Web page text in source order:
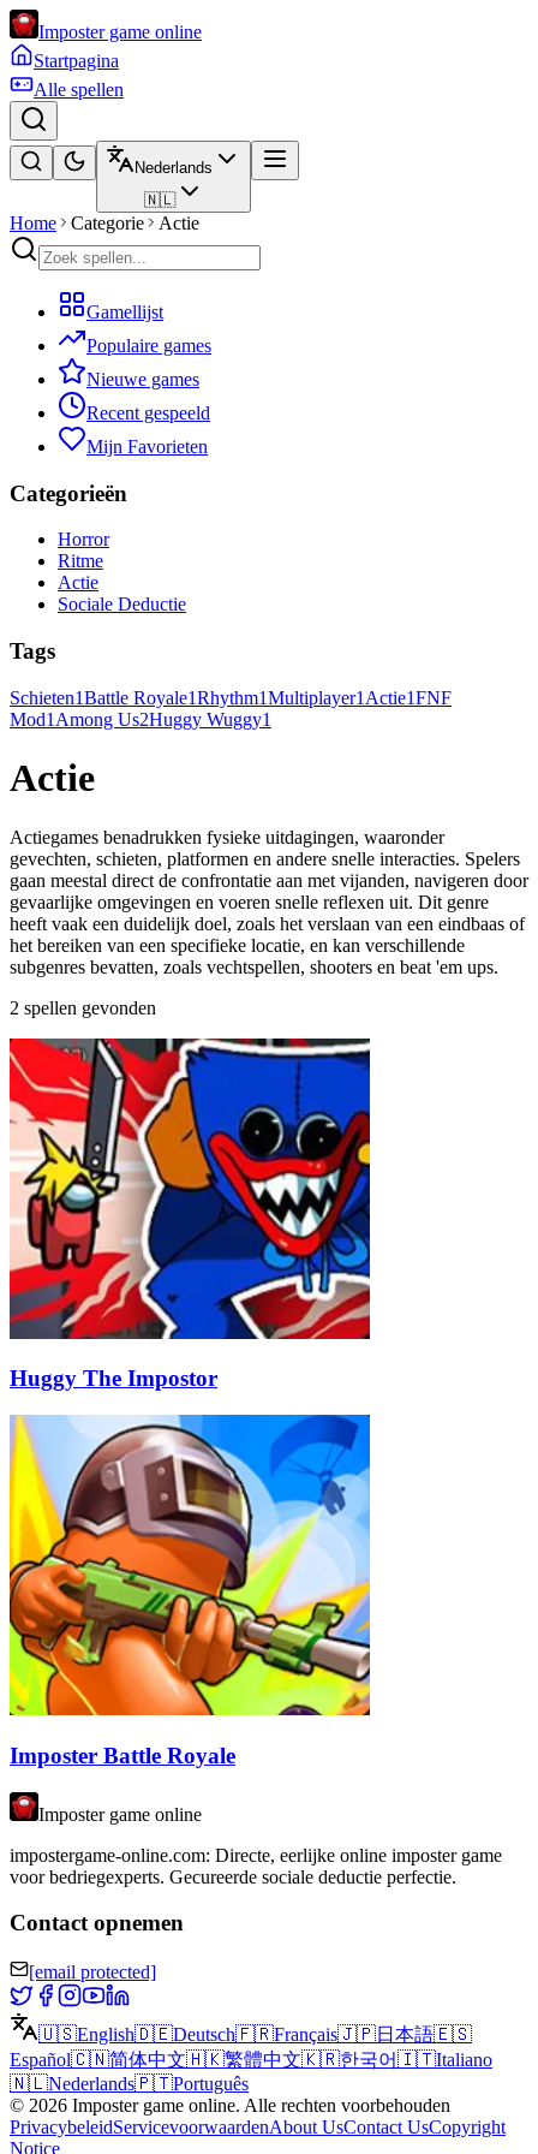
Imposter game online
Startpagina
Alle spellen
Nederlands
🇳🇱
Home Categorie Actie
Gamellijst
Populaire games
Nieuwe games
Recent gespeeld
Mijn Favorieten
Categorieën
Horror
Ritme
Actie
Sociale Deductie
Tags
Schieten1Battle Royale1Rhythm1Multiplayer1 Actie1FNF
Mod1 Among Us2Huggy Wuggy1
Actie
Actiegames benadrukken fysieke uitdagingen, waaronder
gevechten, schieten, platformen en andere snelle interacties. Spelers
gaan meestal direct de confrontatie aan met vijanden, navigeren door
gevaarlijke omgevingen en voeren snelle reflexen uit. Dit genre
heeft vaak een duidelijk doel, zoals het verslaan van een eindbaas of
het bereiken van een specifieke locatie, en kan verschillende
subgenres bevatten, zoals vechtspellen, shooters en beat 'em ups.
2 spellen gevonden
Huggy The Impostor
Imposter Battle Royale
Imposter game online
impostergame-online.com: Directe, eerlijke online imposter game
voor bedriegexperts. Gecureerde sociale deductie perfectie.
Contact opnemen
[email protected]
🇺🇸English🇩🇪Deutsch🇫🇷Français🇯🇵日本語🇪🇸
Español🇨🇳简体中文🇭🇰繁體中文🇰🇷한국어🇮🇹Italiano
🇳🇱Nederlands🇵🇹Português
© 2026 Imposter game online. Alle rechten voorbehouden
PrivacybeleidServicevoorwaardenAbout UsContact UsCopyright
Notice